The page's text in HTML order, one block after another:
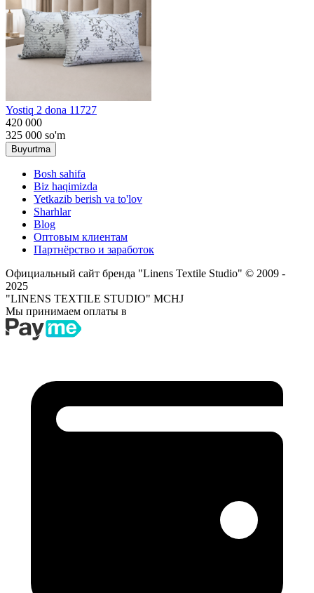
Yostiq 2 dona 11727
420 000
325 000 so'm
Buyurtma
Bosh sahifa
Biz haqimizda
Yetkazib berish va to'lov
Sharhlar
Blog
Оптовым клиентам
Партнёрство и заработок
Официальный сайт бренда "Linens Textile Studio" © 2009 -
2025
"LINENS TEXTILE STUDIO" MCHJ
Мы принимаем оплаты в